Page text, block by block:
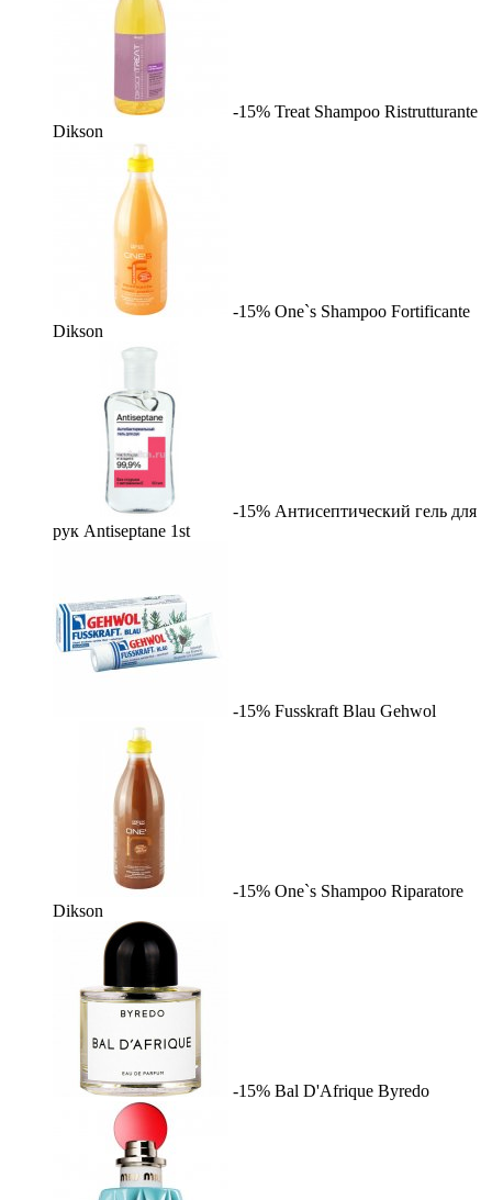
-15% Treat Shampoo Ristrutturante
Dikson
-15% One`s Shampoo Fortificante
Dikson
-15% Антисептический гель для
рук Antiseptane 1st
-15% Fusskraft Blau Gehwol
-15% One`s Shampoo Riparatore
Dikson
-15% Bal D'Afrique Byredo